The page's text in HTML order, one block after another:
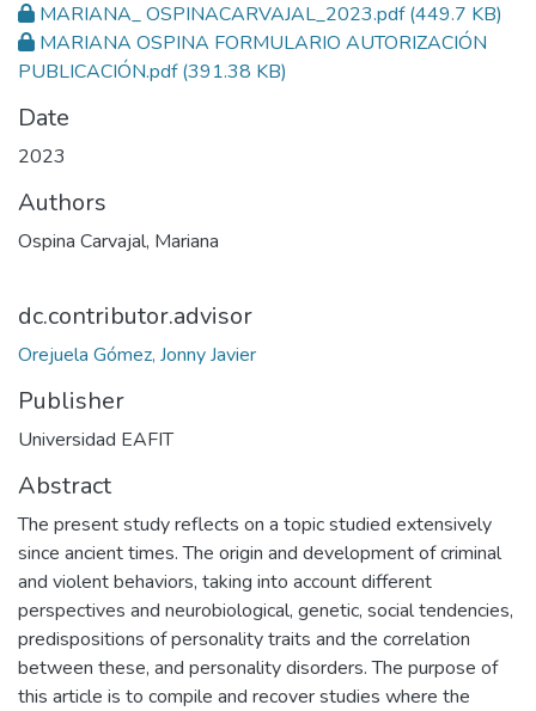
MARIANA_ OSPINACARVAJAL_2023.pdf(449.7 KB)
MARIANA OSPINA FORMULARIO AUTORIZACIÓN
PUBLICACIÓN.pdf(391.38 KB)
Date
2023
Authors
Ospina Carvajal, Mariana
dc.contributor.advisor
Orejuela Gómez, Jonny Javier
Publisher
Universidad EAFIT
Abstract
The present study reflects on a topic studied extensively
since ancient times. The origin and development of criminal
and violent behaviors, taking into account different
perspectives and neurobiological, genetic, social tendencies,
predispositions of personality traits and the correlation
between these, and personality disorders. The purpose of
this article is to compile and recover studies where the